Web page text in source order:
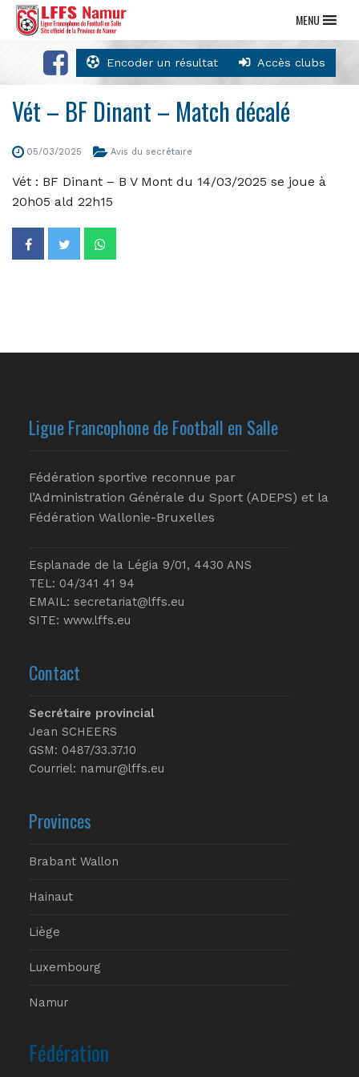
Encoder un résultat Accès clubs
MENU
Vét – BF Dinant – Match décalé
05/03/2025 Avis du secrétaire
Vét : BF Dinant – B V Mont du 14/03/2025 se joue à
20h05 ald 22h15
Ligue Francophone de Football en Salle
Fédération sportive reconnue par
l’Administration Générale du Sport (ADEPS) et la
Fédération Wallonie-Bruxelles
Esplanade de la Légia 9/01, 4430 ANS
TEL: 04/341 41 94
EMAIL: secretariat@lffs.eu
SITE: www.lffs.eu
Contact
Secrétaire provincial
Jean SCHEERS
GSM: 0487/33.37.10
Courriel: namur@lffs.eu
Provinces
Brabant Wallon
Hainaut
Liège
Luxembourg
Namur
Fédération